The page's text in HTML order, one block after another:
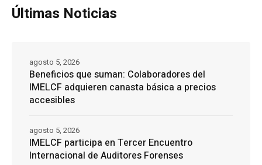
Últimas Noticias
Beneficios que suman: Colaboradores del
IMELCF adquieren canasta básica a precios
accesibles
agosto 5, 2026
IMELCF participa en Tercer Encuentro
Internacional de Auditores Forenses
agosto 5, 2026